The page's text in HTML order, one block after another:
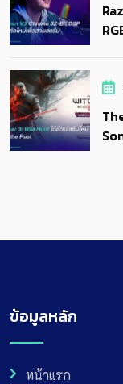
ข้อมูลหลัก
หน้าแรก